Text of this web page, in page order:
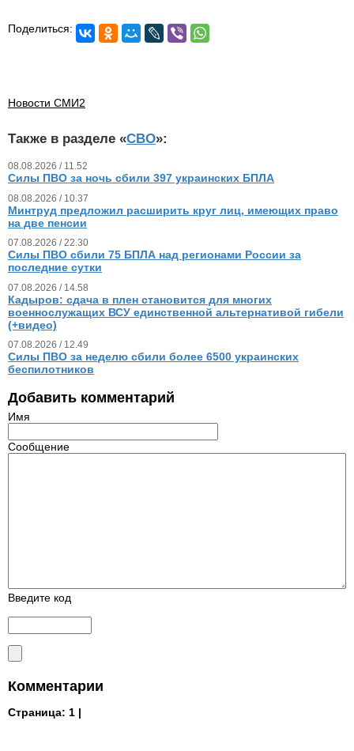
Поделиться:
Новости СМИ2
Также в разделе «СВО»:
08.08.2026 / 11.52
Силы ПВО за ночь сбили 397 украинских БПЛА
08.08.2026 / 10.37
Минтруд предложил расширить круг лиц, имеющих право
на две пенсии
07.08.2026 / 22.30
Силы ПВО сбили 75 БПЛА над регионами России за
последние сутки
07.08.2026 / 14.58
Кадыров: сдача в плен становится для многих
военнослужащих ВСУ единственной альтернативой гибели
(+видео)
07.08.2026 / 12.49
Силы ПВО за неделю сбили более 6500 украинских
беспилотников
Добавить комментарий
Имя
Сообщение
Введите код
Комментарии
Страница: 1 |